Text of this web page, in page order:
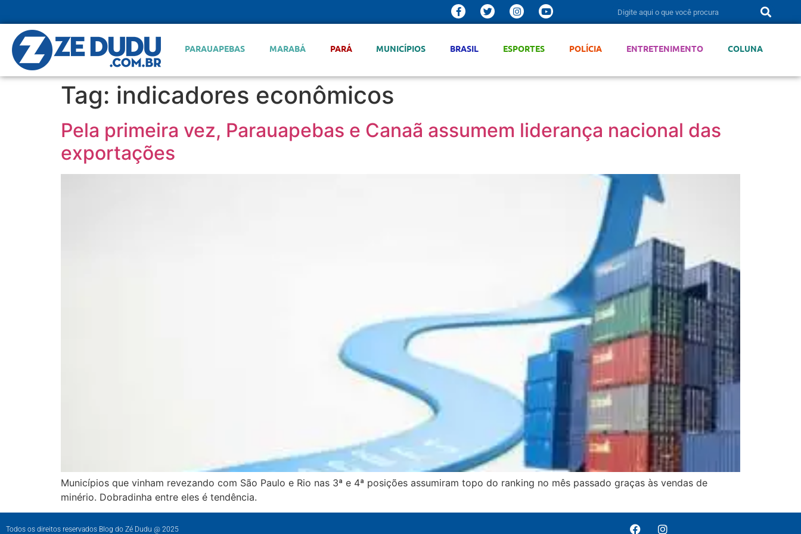
PARAUAPEBAS MARABÁ PARÁ MUNICÍPIOS BRASIL ESPORTES POLÍCIA ENTRETENIMENTO COLUNA
Tag: indicadores econômicos
Pela primeira vez, Parauapebas e Canaã assumem liderança nacional das
exportações
Municípios que vinham revezando com São Paulo e Rio nas 3ª e 4ª posições assumiram topo do ranking no mês passado graças às vendas de
minério. Dobradinha entre eles é tendência.
Todos os direitos reservados Blog do Zé Dudu @ 2025